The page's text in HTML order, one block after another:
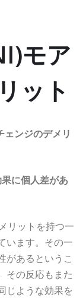
モア
ット
ンジのデメリ
に個人差があ
リットを持つ一
います。その一
があるというこ
その反応もまた
じような効果を